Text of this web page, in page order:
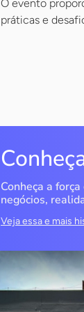
O evento
práticas e
Conheça a
negócios,
Veja essa e mais
Infoecia
Ltda
Londrina / PR